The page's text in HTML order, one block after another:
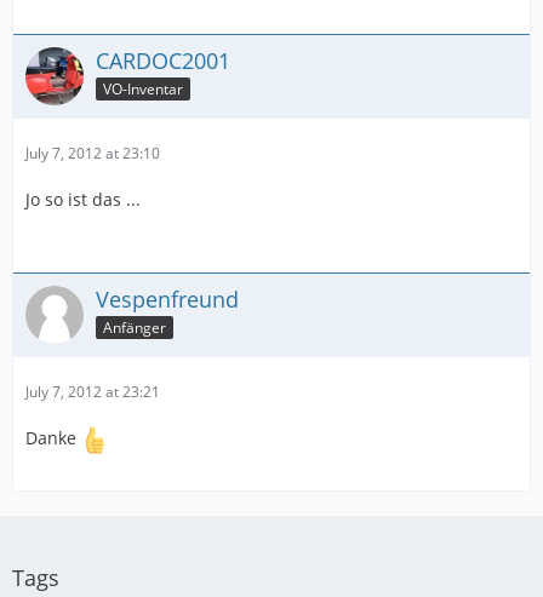
CARDOC2001
VO-Inventar
July 7, 2012 at 23:10
Jo so ist das ...
Vespenfreund
Anfänger
July 7, 2012 at 23:21
Danke
Tags